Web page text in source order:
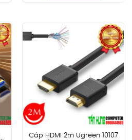
Cáp HDMI 2m Ugreen 10107